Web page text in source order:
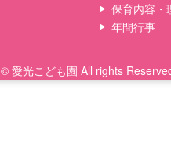
保育内容・
年間行事
© 愛光こども園 All rights